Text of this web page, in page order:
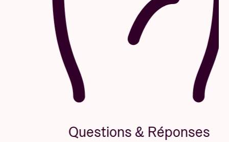
par / Created with and Danced by
Abigail Aleksander, Jean Pierre Buré, Lav Crnčević,
José Paulo dos Santos, Rafa Galdino, Carlos Garbin,
Nina Godderis, Solal Mariotte, Meskerem Mees,
Mariana Miranda, Ariadna Navarrete Valverde, Cintia
Sebők, Jacob Storer
Ook gedanst door / Aussi dansé par / Also Danced
Margarida Ramalhete
Questions & Réponses